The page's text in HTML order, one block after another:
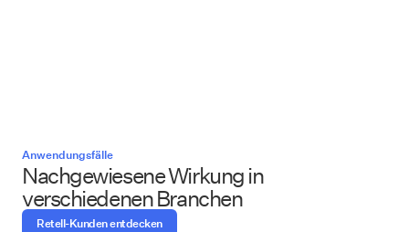
Anwendungsfälle
Nachgewiesene Wirkung in
verschiedenen Branchen
Retell-Kunden entdecken